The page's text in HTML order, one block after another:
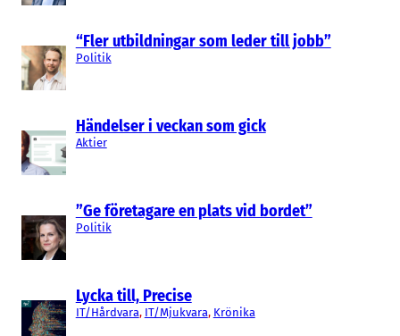
“Fler utbildningar som leder till jobb”
Politik
Händelser i veckan som gick
Aktier
”Ge företagare en plats vid bordet”
Politik
Lycka till, Precise
IT/Hårdvara, IT/Mjukvara, Krönika